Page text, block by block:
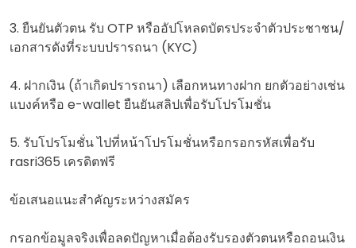
3. ยืนยันตัวตน รับ OTP หรืออัปโหลดบัตรประจำตัวประชาชน/
เอกสารดังที่ระบบปรารถนา (KYC)
4. ฝากเงิน (ถ้าเกิดปรารถนา) เลือกหนทางฝาก ยกตัวอย่างเช่น
แบงค์หรือ e-wallet ยืนยันสลิปเพื่อรับโปรโมชั่น
5. รับโปรโมชั่น ไปที่หน้าโปรโมชั่นหรือกรอกรหัสเพื่อรับ
rasri365 เครดิตฟรี
ข้อเสนอแนะสำคัญระหว่างสมัคร
กรอกข้อมูลจริงเพื่อลดปัญหาเมื่อต้องรับรองตัวตนหรือถอนเงิน